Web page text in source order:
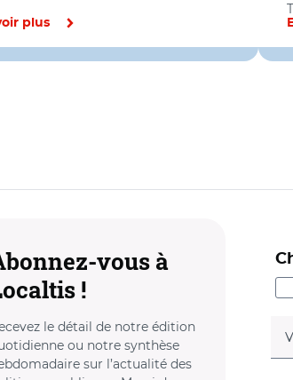
plus
vous à
!
le détail de notre édition
ou notre synthèse
sur l’actualité des